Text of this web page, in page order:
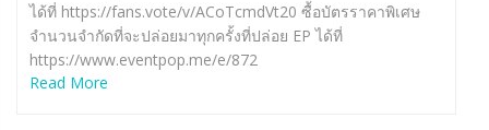
ได้ที่ https://fans.vote/v/ACoTcmdVt20 ซื้อบัตรราคาพิเศษ
จำนวนจำกัดที่จะปล่อยมาทุกครั้งที่ปล่อย EP ได้ที่
https://www.eventpop.me/e/872
Read More